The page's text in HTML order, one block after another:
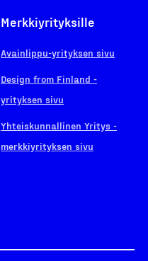
Merkkiyrityksille
Avainlippu-yrityksen sivu
Design from Finland -
yrityksen sivu
Yhteiskunnallinen Yritys -
merkkiyrityksen sivu